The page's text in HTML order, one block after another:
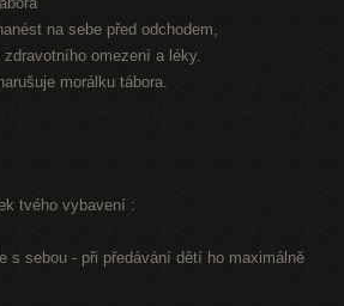
na sebe před odchodem,
omezení a léky.
morálku tábora.
tvého vybavení :
s sebou - při předávání dětí ho maximálně